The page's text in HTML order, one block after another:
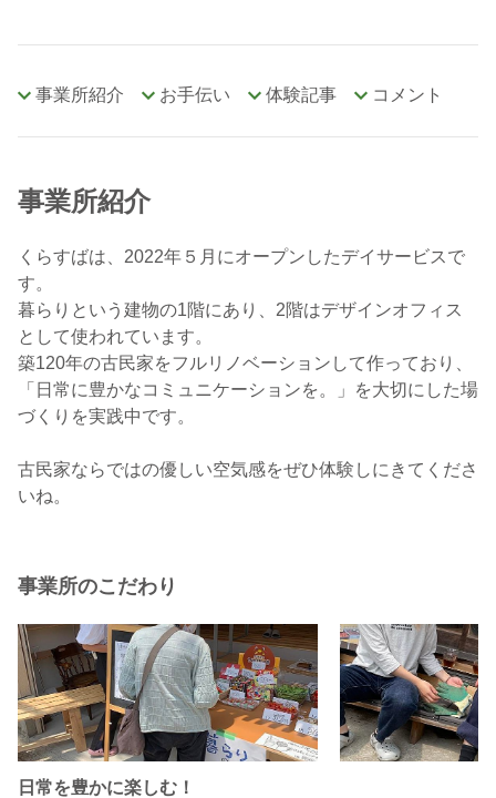
事業所紹介 お手伝い 体験記事 コメント
事業所紹介
くらすばは、2022年５月にオープンしたデイサービスで
す。
暮らりという建物の1階にあり、2階はデザインオフィス
として使われています。
築120年の古民家をフルリノベーションして作っており、
「日常に豊かなコミュニケーションを。」を大切にした場
づくりを実践中です。
古民家ならではの優しい空気感をぜひ体験しにきてくださ
いね。
事業所のこだわり
日常を豊かに楽しむ！